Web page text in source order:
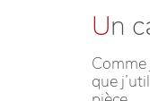
Un
que